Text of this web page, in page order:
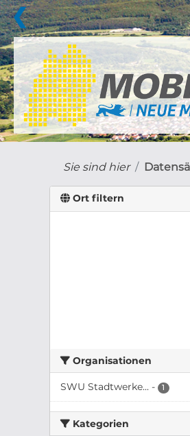
❮
Sie sind hier
Ort filtern
Organisationen
SWU Stadtwerke... - 1
Kategorien